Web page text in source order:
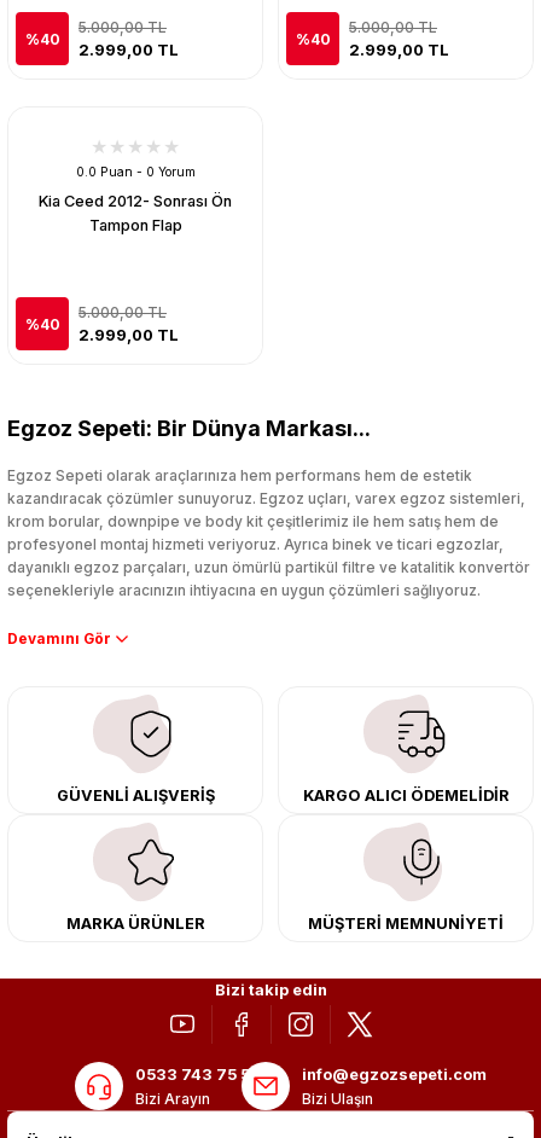
%40
5.000,00 TL
2.999,00 TL
%40
5.000,00 TL
2.999,00 TL
0.0 Puan - 0 Yorum
Kia Ceed 2012- Sonrası Ön
Tampon Flap
%40
5.000,00 TL
2.999,00 TL
Egzoz Sepeti: Bir Dünya Markası...
Egzoz Sepeti olarak araçlarınıza hem performans hem de estetik
kazandıracak çözümler sunuyoruz. Egzoz uçları, varex egzoz sistemleri,
krom borular, downpipe ve body kit çeşitlerimiz ile hem satış hem de
profesyonel montaj hizmeti veriyoruz. Ayrıca binek ve ticari egzozlar,
dayanıklı egzoz parçaları, uzun ömürlü partikül filtre ve katalitik konvertör
seçenekleriyle aracınızın ihtiyacına en uygun çözümleri sağlıyoruz.
Performans artışı isteyen sürücüler için özel performans egzozları ve
çıkma orijinal ürünler ile yenileyebilir, body kit uygulamalarıyla aracınızın
tasarımını ve aerodinamisini üst seviyeye taşıyabilirsiniz.
Tüm ürünlerimiz orijinal, dayanıklı ve uzun ömürlüdür. İstanbul’daki montaj
merkezimizde profesyonel montaj yapıyor, Türkiye’nin her yerine güvenli
kargo ile teslimat gerçekleştiriyoruz. Aracınıza değer katmak için doğru
adres: Egzoz Sepeti.
GÜVENLİ ALIŞVERİŞ KARGO ALICI ÖDEMELİDİR
MARKA ÜRÜNLER MÜŞTERİ MEMNUNİYETİ
Bizi takip edin
0533 743 75 56
Bizi Arayın
info@egzozsepeti.com
Bizi Ulaşın